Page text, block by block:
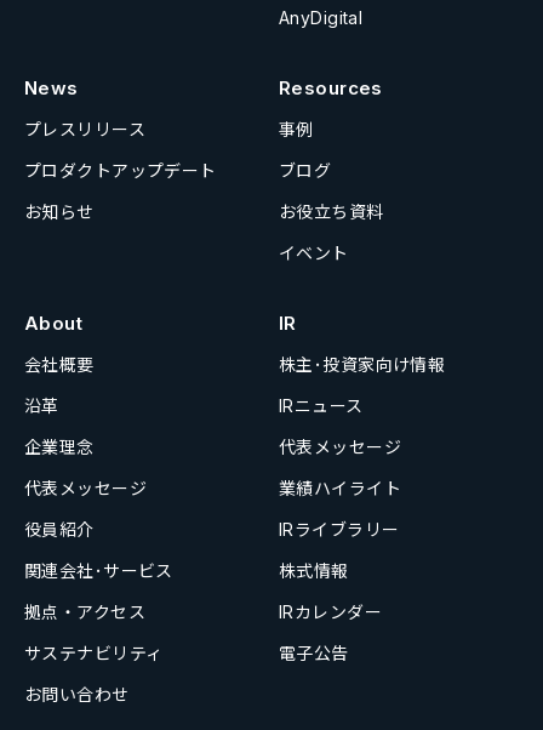
AnyDigital
News
プレスリリース
プロダクトアップデート
お知らせ
Resources
事例
ブログ
お役立ち資料
イベント
About
会社概要
沿革
企業理念
代表メッセージ
役員紹介
関連会社･サービス
拠点・アクセス
サステナビリティ
お問い合わせ
IR
株主･投資家向け情報
IRニュース
代表メッセージ
業績ハイライト
IRライブラリー
株式情報
IRカレンダー
電子公告